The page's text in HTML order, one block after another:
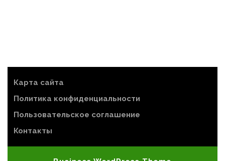
Карта сайта
Политика конфиденциальности
Пользовательское соглашение
Контакты